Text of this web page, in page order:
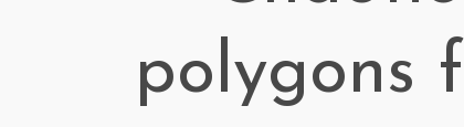
polygons